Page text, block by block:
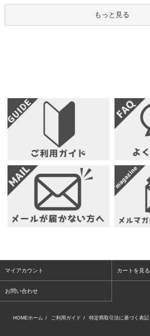
もっと見る
マイアカウント カートを見る
お問い合わせ
HOMEホーム / ご利用ガイド / 特定商取引法に基づく表記